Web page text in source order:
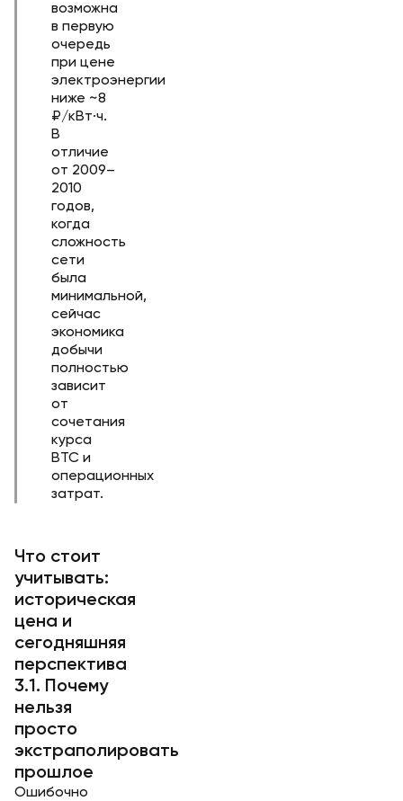
возможна
в первую
очередь
при цене
электроэнергии
ниже ~8
₽/кВт·ч.
В
отличие
от 2009–
2010
годов,
когда
сложность
сети
была
минимальной,
сейчас
экономика
добычи
полностью
зависит
от
сочетания
курса
BTC и
операционных
затрат.
Что стоит
учитывать:
историческая
цена и
сегодняшняя
перспектива
3.1. Почему
нельзя
просто
экстраполировать
прошлое
Ошибочно